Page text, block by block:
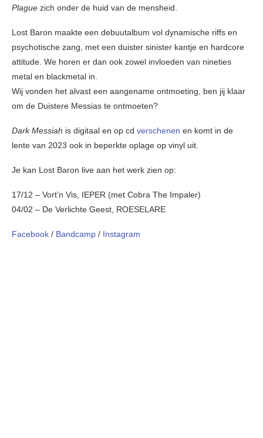
Plague zich onder de huid van de mensheid.
Lost Baron maakte een debuutalbum vol dynamische riffs en
psychotische zang, met een duister sinister kantje en hardcore
attitude. We horen er dan ook zowel invloeden van nineties
metal en blackmetal in.
Wij vonden het alvast een aangename ontmoeting, ben jij klaar
om de Duistere Messias te ontmoeten?
Dark Messiah is digitaal en op cd verschenen en komt in de
lente van 2023 ook in beperkte oplage op vinyl uit.
Je kan Lost Baron live aan het werk zien op:
17/12 – Vort’n Vis, IEPER (met Cobra The Impaler)
04/02 – De Verlichte Geest, ROESELARE
Facebook / Bandcamp / Instagram